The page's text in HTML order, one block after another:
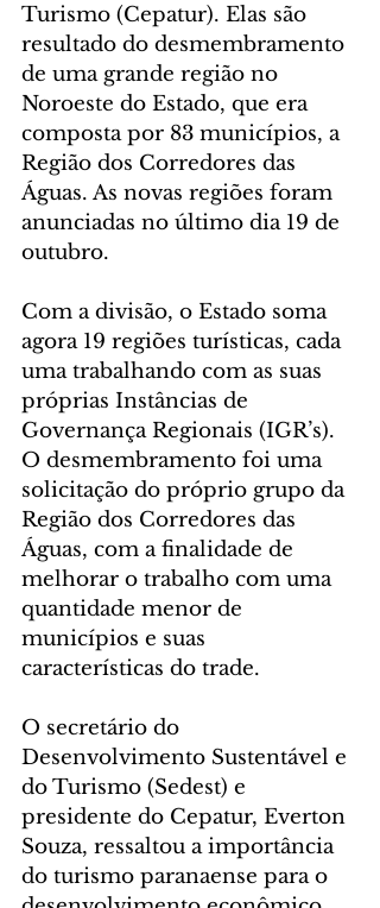
Turismo (Cepatur). Elas são
resultado do desmembramento
de uma grande região no
Noroeste do Estado, que era
composta por 83 municípios, a
Região dos Corredores das
Águas. As novas regiões foram
anunciadas no último dia 19 de
outubro.
Com a divisão, o Estado soma
agora 19 regiões turísticas, cada
uma trabalhando com as suas
próprias Instâncias de
Governança Regionais (IGR’s).
O desmembramento foi uma
solicitação do próprio grupo da
Região dos Corredores das
Águas, com a finalidade de
melhorar o trabalho com uma
quantidade menor de
municípios e suas
características do trade.
O secretário do
Desenvolvimento Sustentável e
do Turismo (Sedest) e
presidente do Cepatur, Everton
Souza, ressaltou a importância
do turismo paranaense para o